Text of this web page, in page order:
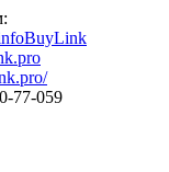
77-059